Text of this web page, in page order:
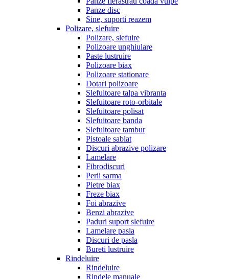
Panze disc
Sine, suporti reazem
Polizare, slefuire
Polizare, slefuire
Polizoare unghiulare
Paste lustruire
Polizoare biax
Polizoare stationare
Dotari polizoare
Slefuitoare talpa vibranta
Slefuitoare roto-orbitale
Slefuitoare polisat
Slefuitoare banda
Slefuitoare tambur
Pistoale sablat
Discuri abrazive polizare
Lamelare
Fibrodiscuri
Perii sarma
Pietre biax
Freze biax
Foi abrazive
Benzi abrazive
Paduri suport slefuire
Lamelare pasla
Discuri de pasla
Bureti lustruire
Rindeluire
Rindeluire
Rindele manuale